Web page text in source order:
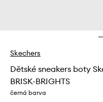
Skechers
Dětské sneakers boty
BRISK-BRIGHTS
černá barva